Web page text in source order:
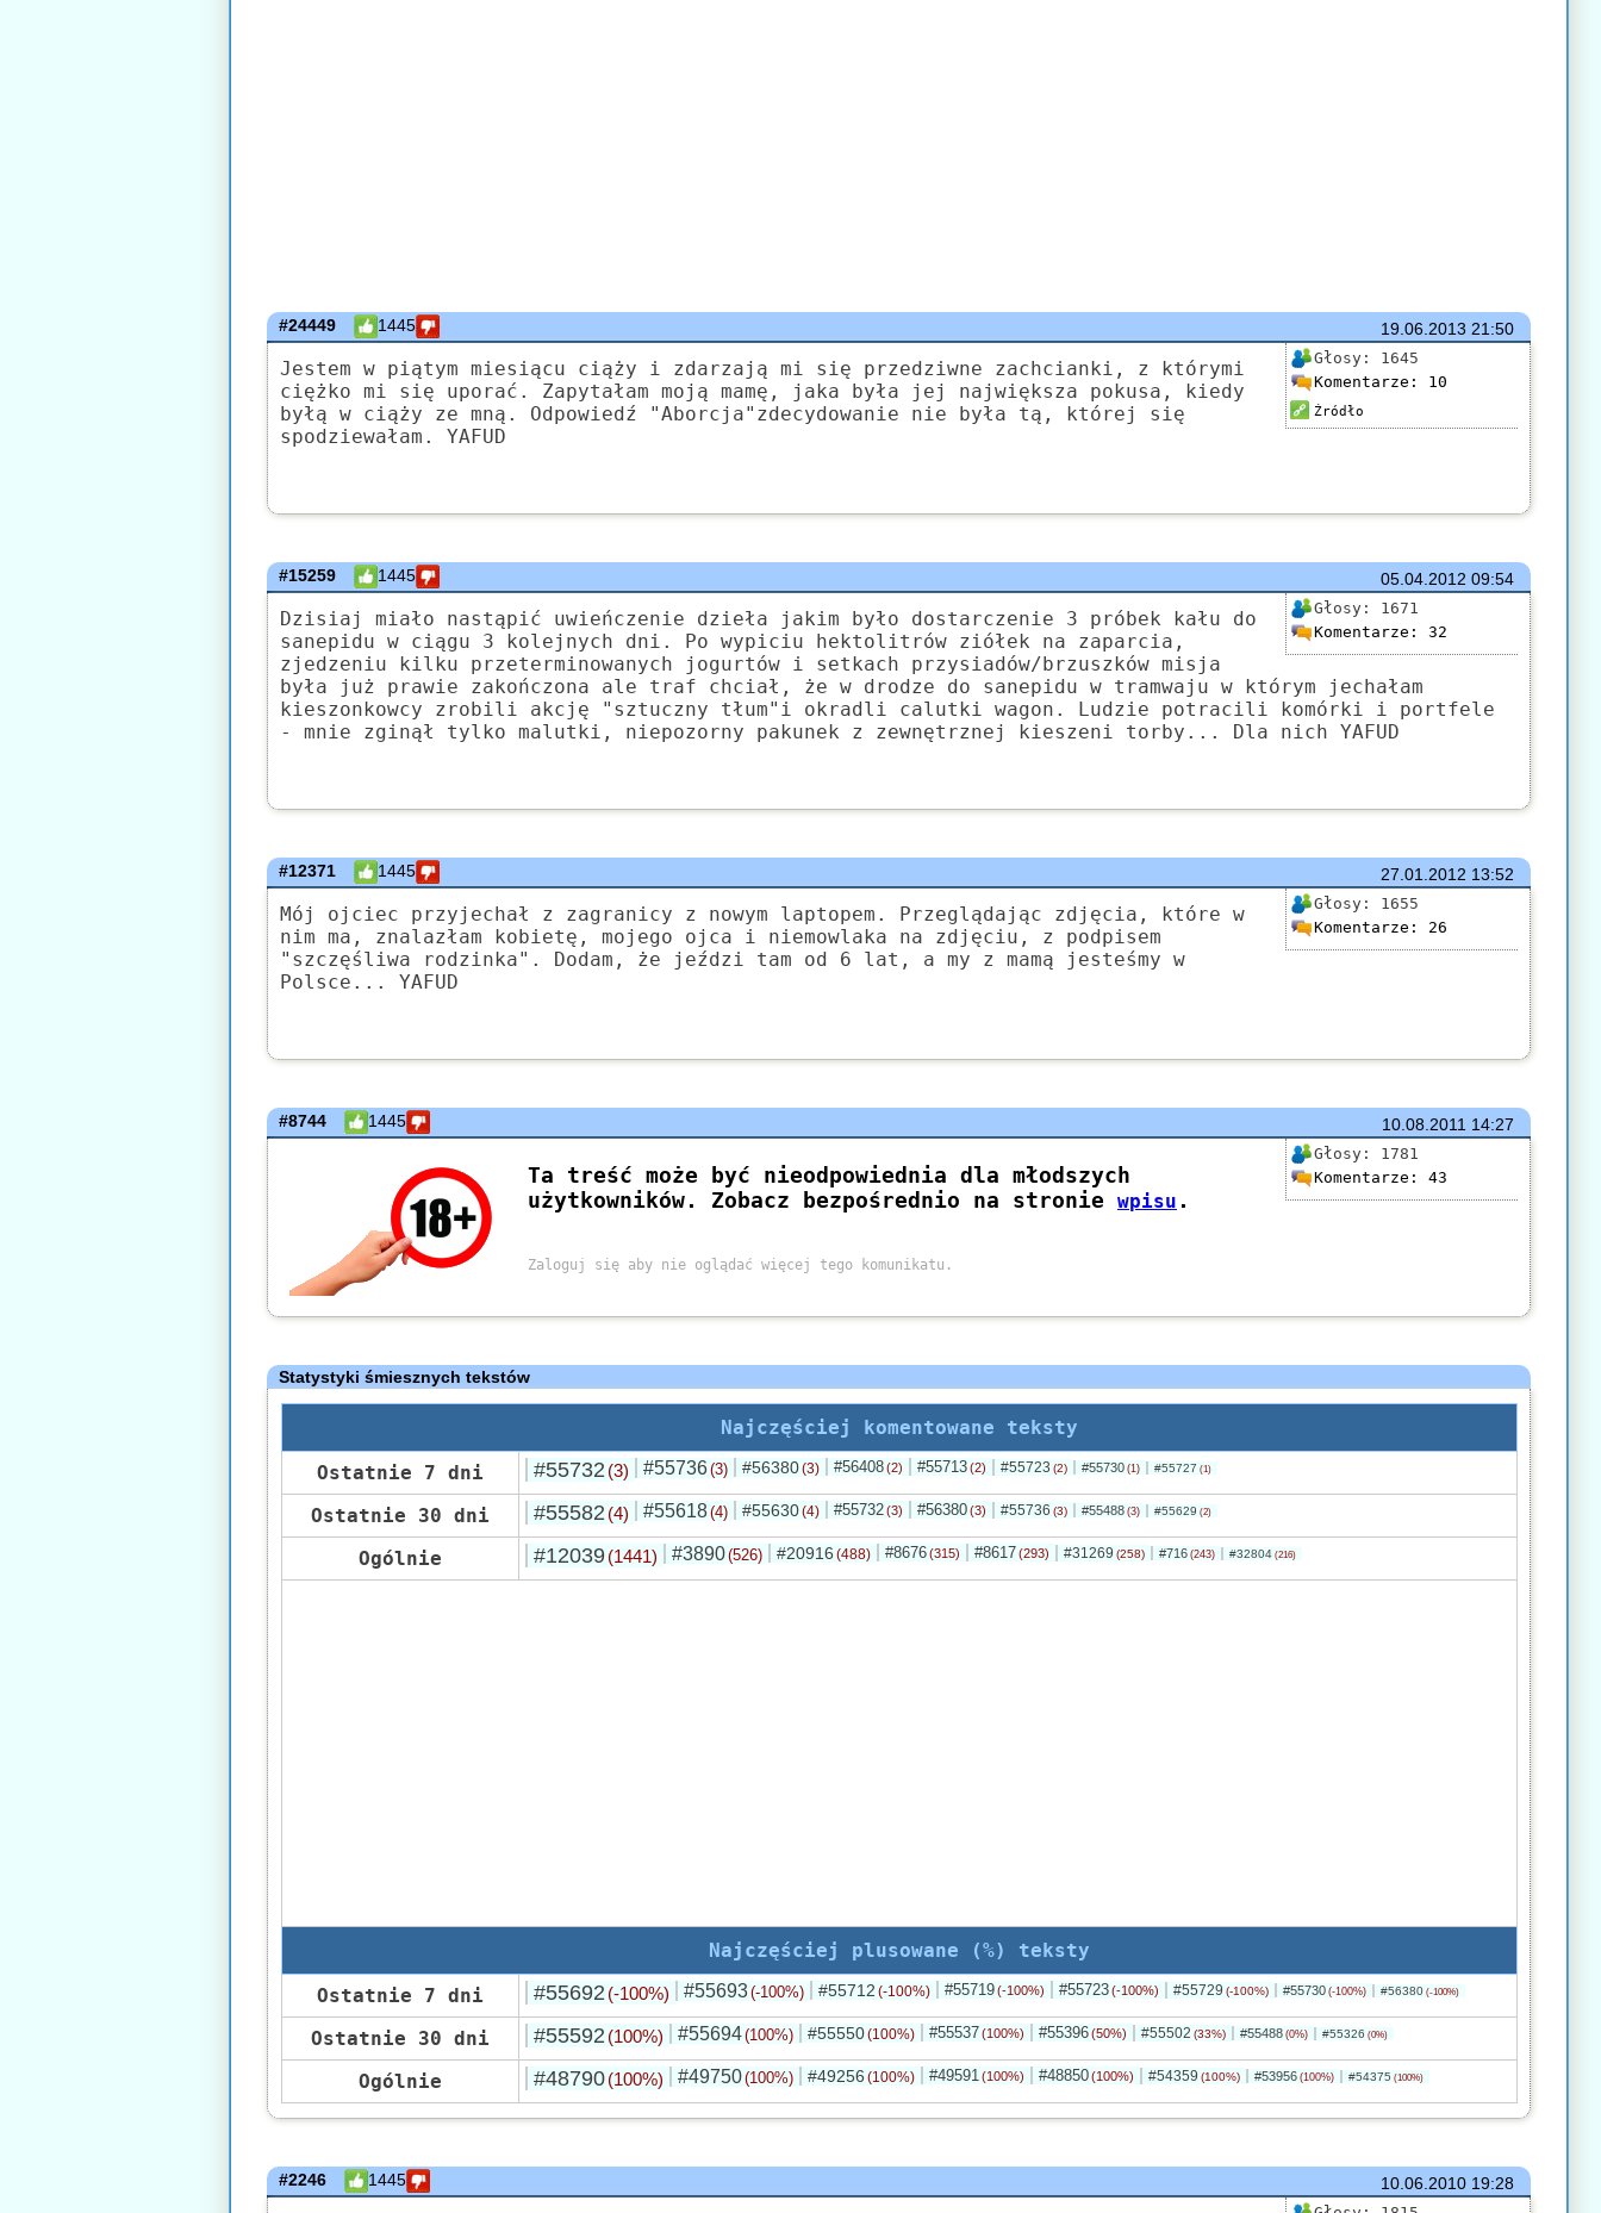
19.06.2013 21:50
#24449 1445
Głosy: 1645
Komentarze: 10
Źródło
Jestem w piątym miesiącu ciąży i zdarzają mi się przedziwne zachcianki, z którymi
ciężko mi się uporać. Zapytałam moją mamę, jaka była jej największa pokusa, kiedy
byłą w ciąży ze mną. Odpowiedź "Aborcja"zdecydowanie nie była tą, której się
spodziewałam. YAFUD
05.04.2012 09:54
#15259 1445
Głosy: 1671
Komentarze: 32
Dzisiaj miało nastąpić uwieńczenie dzieła jakim było dostarczenie 3 próbek kału do
sanepidu w ciągu 3 kolejnych dni. Po wypiciu hektolitrów ziółek na zaparcia,
zjedzeniu kilku przeterminowanych jogurtów i setkach przysiadów/brzuszków misja
była już prawie zakończona ale traf chciał, że w drodze do sanepidu w tramwaju w którym jechałam
kieszonkowcy zrobili akcję "sztuczny tłum"i okradli calutki wagon. Ludzie potracili komórki i portfele
- mnie zginął tylko malutki, niepozorny pakunek z zewnętrznej kieszeni torby... Dla nich YAFUD
27.01.2012 13:52
#12371 1445
Głosy: 1655
Komentarze: 26
Mój ojciec przyjechał z zagranicy z nowym laptopem. Przeglądając zdjęcia, które w
nim ma, znalazłam kobietę, mojego ojca i niemowlaka na zdjęciu, z podpisem
"szczęśliwa rodzinka". Dodam, że jeździ tam od 6 lat, a my z mamą jesteśmy w
Polsce... YAFUD
10.08.2011 14:27
#8744 1445
Głosy: 1781
Komentarze: 43
Statystyki śmiesznych tekstów
Najczęściej komentowane teksty
Ostatnie 7 dni
#55732 (3) #55736(3) #56380(3) #56408 (2) #55713 (2) #55723 (2) #55730 (1) #55727 (1)
Ostatnie 30 dni #55582 (4) #55618(4) #55630(4) #55732 (3) #56380 (3) #55736 (3) #55488 (3) #55629 (2)
Ogólnie #12039 (1441) #3890(526) #20916 (488) #8676 (315) #8617 (293) #31269 (258) #716 (243) #32804 (216)
Najczęściej plusowane (%) teksty
Ostatnie 7 dni
#55692 (-100%) #55693(-100%) #55712 (-100%) #55719 (-100%) #55723 (-100%) #55729 (-100%) #55730 (-100%) #56380 (-100%)
Ostatnie 30 dni #55592 (100%) #55694(100%) #55550(100%) #55537 (100%) #55396 (50%) #55502 (33%) #55488 (0%) #55326 (0%)
Ogólnie #48790 (100%) #49750(100%) #49256 (100%) #49591 (100%) #48850 (100%) #54359 (100%) #53956 (100%) #54375 (100%)
10.06.201019:28
#2246 1445